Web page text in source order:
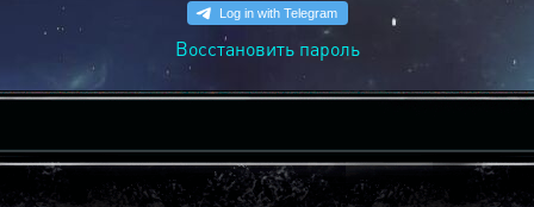
Восстановить пароль